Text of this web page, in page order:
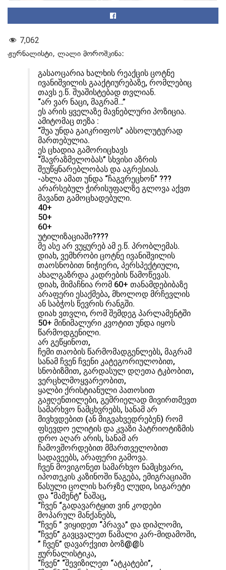
7,062
ჟურნალისტი, ლალი მოროშკინა:
გასაოცარია ხალხის რეაქცის ცოტნე
ივანიშვილის გააქტიურებაზე, რომლებიც
თავს ე.წ. შუაშისტებად თვლიან.
“არ ვარ ნაცი, მაგრამ…”
ეს არის ყველაზე მავნებლური პოზიცია.
ამიტომაც თეზა :
“შუა უნდა გაიკრიფოს” აბსოლუტურად
მართებულია.
ეს ცხადია გამორიცხავს
“შავრაზმელობას” სხვისი აზრის
შეუწყნარებლობას და აგრესიას.
-ახლა ამათ უნდა “ჩაგვრეცხონ” ???
არარსებულ ჭირისუფალზე გლოვა აქვთ
მავანთ გამოცხადებული.
40+
50+
60+
უტილიზაციაში????
მე ასე არ ვუყურებ ამ ე.წ. პრობლემას.
დიახ, ვემხრობი ცოტნე ივანიშვილის
თაოსნობით ნიჭიერი, პერსპექტიული,
ახალგაზრდა კადრების წამოწევას.
დიახ, მიმაჩნია რომ 60+ თანამდებიბაზე
არაფერი ესაქმება, მხოლოდ მრჩევლის
ან საბჭოს წევრის რანგში.
დიახ ვთვლი, რომ შემდეგ პარლამენტში
50+ მინიმალური კვოტით უნდა იყოს
წარმოდგენილი.
არ გეწყინოთ,
ჩემი თაობის წარმომადგენლებს, მაგრამ
სანამ ჩვენ ჩვენი კატეგორიულობით,
სნობიზმით, გარდასულ დღეთა ტკბობით,
ვერცხლმოყვარეობით,
ყალბი ქრისტიანული პათოსით
გაჟღენთილები, გემრიელად მივირთმევთ
სამარხვო ნამცხვრებს, სანამ არ
მივხვდებით (ან მიგვახვედრებენ) რომ
ფსევდო ელიტის და კვაზი პატრიოტიზმის
დრო აღარ არის, სანამ არ
ჩამოვშორდებით მმართველობით
სადავეებს, არაფერი გამოვა.
ჩვენ მოვიგონეთ სამარხვო ნამცხვარი,
იპოთეკის კაზინოში წაგება, ემიგრაციაში
წასული ცოლის ხარჯზე ლუდი, სიგარეტი
და “მამენტ” ნაშაც,
“ჩვენ “გადავარტყით ვინ კოდები
მოპარულ მანქანებს,
“ჩვენ ” ვიყიდეთ “პრავა” და დიპლომი,
“ჩვენ” გავცვალეთ წამალი კარ-მიდამოში,
” ჩვენ” დავარქვით ბოზ@@ს
ჟურნალისტიკა,
“ჩვენ” “შევიზილეთ “ატკატები”,